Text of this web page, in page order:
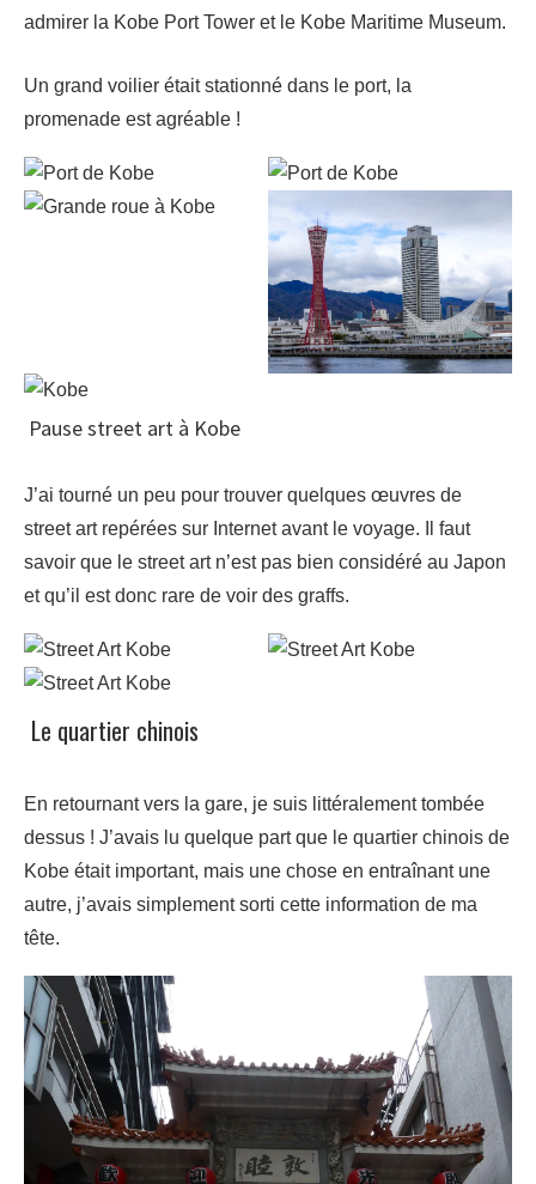
admirer la Kobe Port Tower et le Kobe Maritime Museum.
Un grand voilier était stationné dans le port, la
promenade est agréable !
Pause street art à Kobe
J’ai tourné un peu pour trouver quelques œuvres de
street art repérées sur Internet avant le voyage. Il faut
savoir que le street art n’est pas bien considéré au Japon
et qu’il est donc rare de voir des graffs.
Le quartier chinois
En retournant vers la gare, je suis littéralement tombée
dessus ! J’avais lu quelque part que le quartier chinois de
Kobe était important, mais une chose en entraînant une
autre, j’avais simplement sorti cette information de ma
tête.